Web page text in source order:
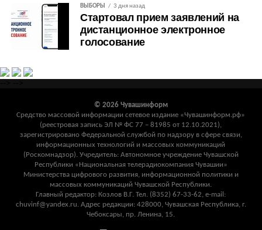
ВЫБОРЫ 3 дня назад
Стартовал прием заявлений на
дистанционное электронное
голосование
© 2026 Чувашинформ
Средство массовой информации сетевое издание «Чувашинформ.рф»
(реестровая запись ЭЛ № ФС 77 – 81985 от 12.10.2021),
зарегистрировано Федеральной службой по надзору в сфере связи,
информационных технологий и массовых коммуникаций
(Роскомнадзор). Учредитель: Автономное учреждение Чувашской
Республики «Национальная телерадиокомпания Чувашии»
Министерства цифрового развития, информационной политики и
массовых коммуникаций Чувашской Республики.
Главный редактор: Козлов В.Г. Тел. (8352) 67-33-62, e-mail:
chuvinf@yandex.ru. Адрес редакции: 428000, Чувашская Республика, г.
Чебоксары, пр. Ленина, 15.